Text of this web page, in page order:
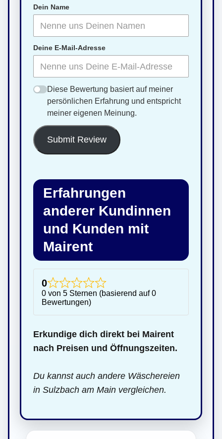
Dein Name
Deine E-Mail-Adresse
Diese Bewertung basiert auf meiner
persönlichen Erfahrung und entspricht
meiner eigenen Meinung.
Submit Review
Erfahrungen
anderer Kundinnen
und Kunden mit
Mairent
0
0 von 5 Sternen (basierend auf 0
Bewertungen)
Erkundige dich direkt bei Mairent
nach Preisen und Öffnungszeiten.
Du kannst auch andere Wäschereien
in Sulzbach am Main vergleichen.